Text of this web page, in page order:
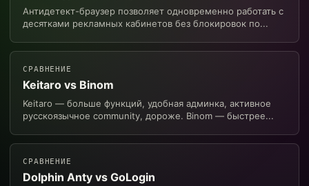
Антидетект-браузер позволяет одновременно работать с
десятками рекламных кабинетов без блокировок по...
СРАВНЕНИЕ
Keitaro vs Binom
Keitaro — больше функций, удобная админка, активное
русскоязычное community, дороже. Binom — быстрее...
СРАВНЕНИЕ
Dolphin Anty vs GoLogin